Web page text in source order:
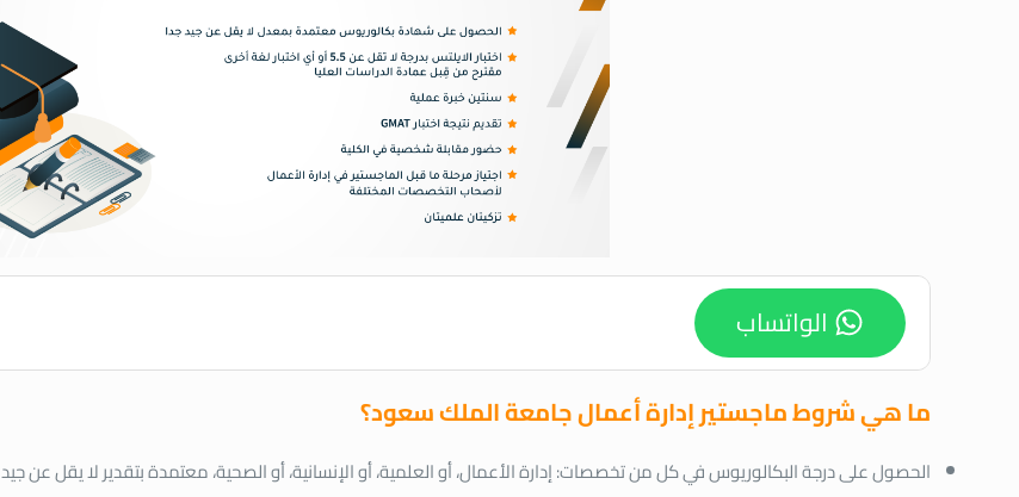
الواتساب
ما هي شروط ماجستير إدارة أعمال جامعة الملك سعود؟
الحصول على درجة البكالوريوس في كل من تخصصات: إدارة الأعمال، أو العلمية، أو الإنسانية، أو الصحية، معتمدة بتقدير لا يقل عن جيد